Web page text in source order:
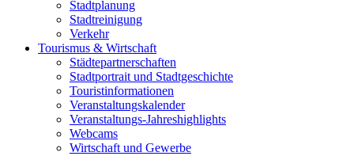
Stadtplanung
Stadtreinigung
Verkehr
Tourismus & Wirtschaft
Städtepartnerschaften
Stadtportrait und Stadtgeschichte
Touristinformationen
Veranstaltungskalender
Veranstaltungs-Jahreshighlights
Webcams
Wirtschaft und Gewerbe